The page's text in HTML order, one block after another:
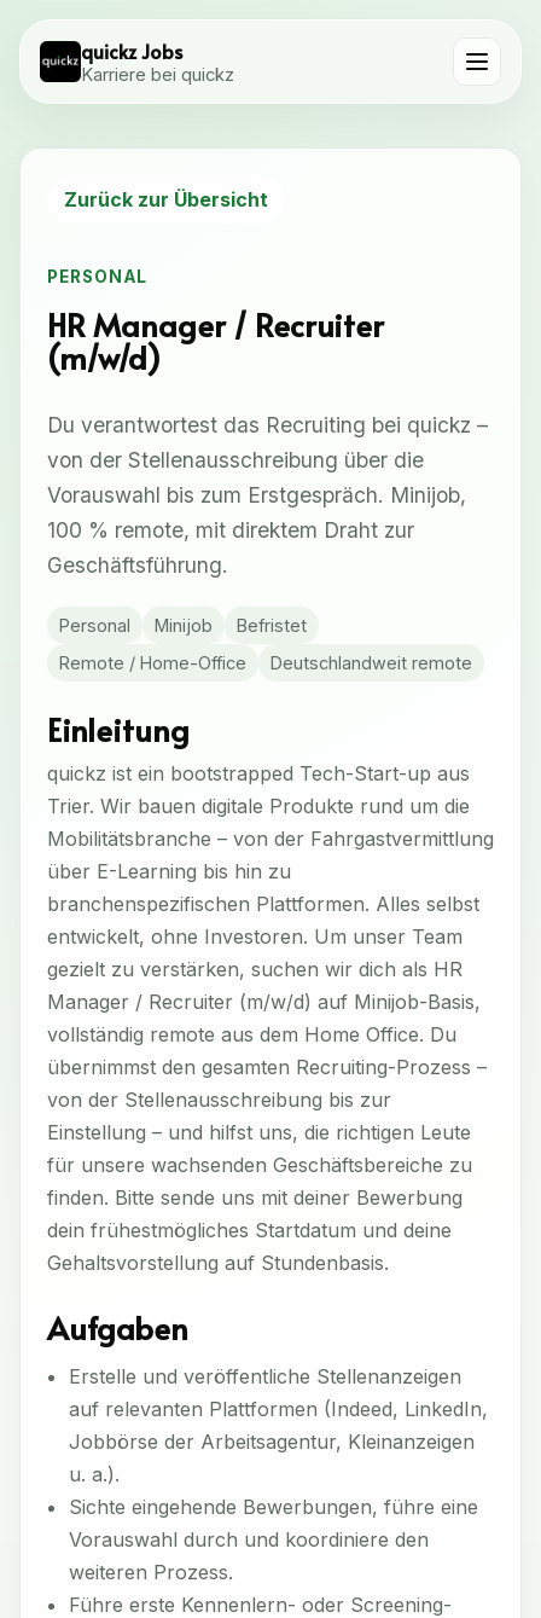
quickz Jobs
Karriere bei quickz
Zurück zur Übersicht
PERSONAL
HR Manager / Recruiter
(m/w/d)
Du verantwortest das Recruiting bei quickz –
von der Stellenausschreibung über die
Vorauswahl bis zum Erstgespräch. Minijob,
100 % remote, mit direktem Draht zur
Geschäftsführung.
Personal Minijob
Befristet
Remote / Home-Office
Deutschlandweit remote
Einleitung
quickz ist ein bootstrapped Tech-Start-up aus
Trier. Wir bauen digitale Produkte rund um die
Mobilitätsbranche – von der Fahrgastvermittlung
über E-Learning bis hin zu
branchenspezifischen Plattformen. Alles selbst
entwickelt, ohne Investoren. Um unser Team
gezielt zu verstärken, suchen wir dich als HR
Manager / Recruiter (m/w/d) auf Minijob-Basis,
vollständig remote aus dem Home Office. Du
übernimmst den gesamten Recruiting-Prozess –
von der Stellenausschreibung bis zur
Einstellung – und hilfst uns, die richtigen Leute
für unsere wachsenden Geschäftsbereiche zu
finden. Bitte sende uns mit deiner Bewerbung
dein frühestmögliches Startdatum und deine
Gehaltsvorstellung auf Stundenbasis.
Aufgaben
Erstelle und veröffentliche Stellenanzeigen
auf relevanten Plattformen (Indeed, LinkedIn,
Jobbörse der Arbeitsagentur, Kleinanzeigen
u. a.).
Sichte eingehende Bewerbungen, führe eine
Vorauswahl durch und koordiniere den
weiteren Prozess.
Führe erste Kennenlern- oder Screening-